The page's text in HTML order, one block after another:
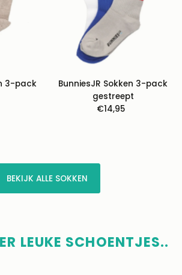
3-pack
BunniesJR Sokken 3-pack
gestreept
Normale
€14,95
BEKIJK ALLE SOKKEN
LEUKE SCHOENTJES..